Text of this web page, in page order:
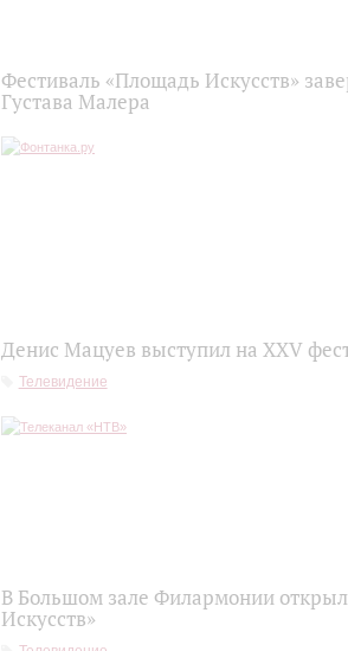
Фестиваль «Площадь Искусств»
Густава Малера
Денис Мацуев выступил на XXV
Телевидение
В Большом зале Филармонии
Искусств»